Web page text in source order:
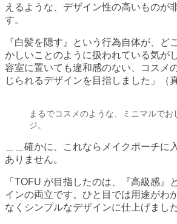
えるような、デザイン性の高いものが
す。
『白髪を隠す』という行為自体が、ど
かしいことのように扱われている気が
容室に置いても違和感のない、コスメ
じられるデザインを目指しました」（
まるでコスメのような、ミニマルでお
ジ。
＿＿確かに、これならメイクポーチに
ありません。
「TOFU が目指したのは、『高級感』
インの両立です。ひと目では用途がわ
なくシンプルなデザインに仕上げました